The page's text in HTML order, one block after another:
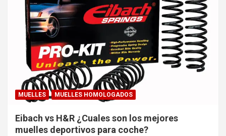
MUELLES MUELLES HOMOLOGADOS
Eibach vs H&R ¿Cuales son los mejores
muelles deportivos para coche?